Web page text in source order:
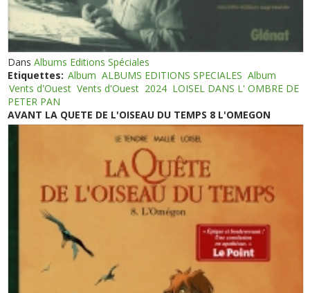
DansAlbums Editions Spéciales
Etiquettes: Album ALBUMS EDITIONS SPECIALES Album
Vents d'Ouest Vents d'Ouest 2024 LOISEL DANS L' OMBRE DE
PETER PAN
AVANT LA QUETE DE L'OISEAU DU TEMPS 8 L'OMEGON